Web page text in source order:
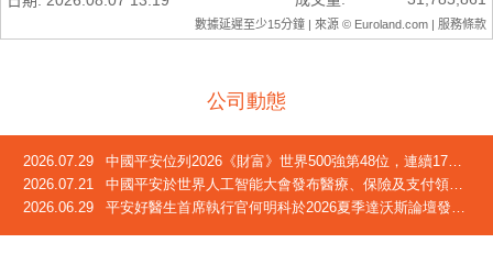
公司動態
2026.07.29
中國平安位列2026《財富》世界500強第48位，連續17年躋身榜單
2026.07.21
中國平安於世界人工智能大會發布醫療、保險及支付領域創新成果
2026.06.29
平安好醫生首席執行官何明科於2026夏季達沃斯論壇發言：中國正迎來「屬於自己的長壽時代」